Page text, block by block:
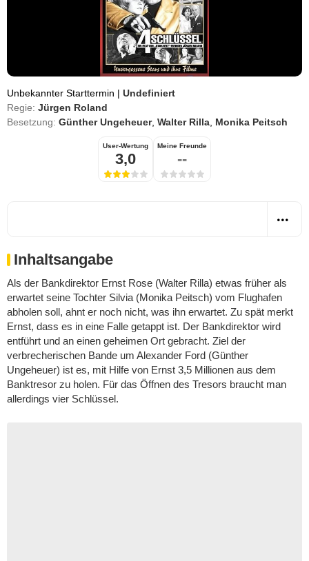
Unbekannter Starttermin | Undefiniert
Regie: Jürgen Roland
Besetzung: Günther Ungeheuer, Walter Rilla Monika Peitsch
User-Wertung
3,0
Meine Freunde
--
Inhaltsangabe
Als der Bankdirektor Ernst Rose (Walter Rilla) etwas früher als
erwartet seine Tochter Silvia (Monika Peitsch) vom Flughafen
abholen soll, ahnt er noch nicht, was ihn erwartet. Zu spät merkt
Ernst, dass es in eine Falle getappt ist. Der Bankdirektor wird
entführt und an einen geheimen Ort gebracht. Ziel der
verbrecherischen Bande um Alexander Ford (Günther
Ungeheuer) ist es, mit Hilfe von Ernst 3,5 Millionen aus dem
Banktresor zu holen. Für das Öffnen des Tresors braucht man
allerdings vier Schlüssel.